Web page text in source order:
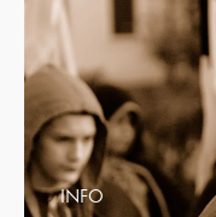
INFO